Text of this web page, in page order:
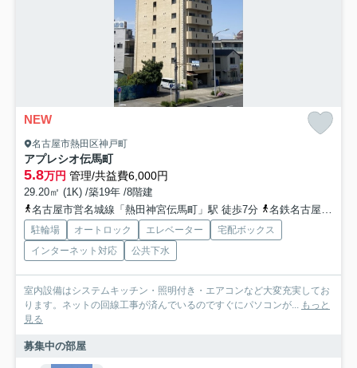
NEW
名古屋市熱田区神戸町
アプレシオ伝馬町
5.8万円 管理/共益費6,000円
29.20㎡ (1K) /築19年 /8階建
名古屋市営名城線「熱田神宮伝馬町」駅 徒歩7分
名鉄名古屋本線「神宮前」駅 徒歩11分
駐輪場 オートロック エレベーター
宅配ボックス
インターネット対応
公共下水
室内設備はシステムキッチン・照明付き・エアコンなど大変充実してお
ります。ネットの回線工事が済んでいるのですぐにパソコンが...
もっと
見る
募集中の部屋